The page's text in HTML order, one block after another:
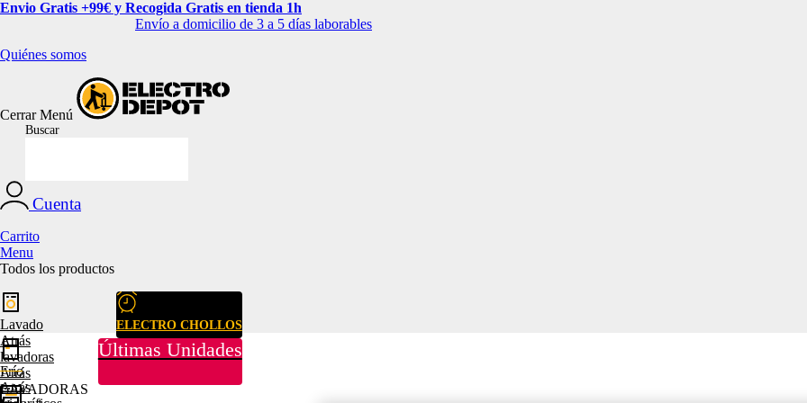
Envio Gratis +99€ y Recogida Gratis en tienda 1h
Envío a domicilio de 3 a 5 días laborables
Quiénes somos
CerrarMenú
Buscar
Cuenta
Carrito
Menu
Todos los productos
ELECTRO CHOLLOS
Últimas Unidades
Lavado
Atrás
lavadoras
Atrás
LAVADORAS
Frío
Atrás